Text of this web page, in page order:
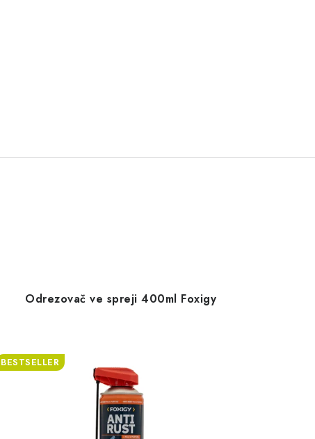
Odrezovač ve spreji 400ml Foxigy
BESTSELLER